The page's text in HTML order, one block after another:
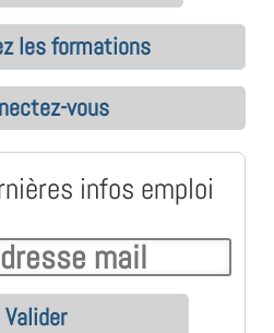
les formations
vous
infos emploi
Valider